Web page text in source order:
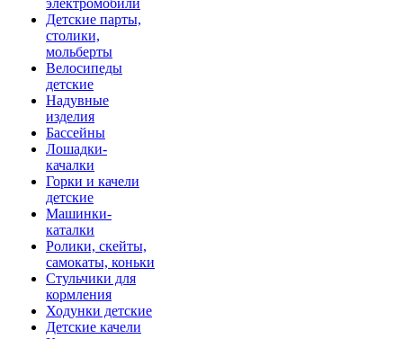
электромобили
Детские парты,
столики,
мольберты
Велосипеды
детские
Надувные
изделия
Бассейны
Лошадки-
качалки
Горки и качели
детские
Машинки-
каталки
Ролики, скейты,
самокаты, коньки
Стульчики для
кормления
Ходунки детские
Детские качели